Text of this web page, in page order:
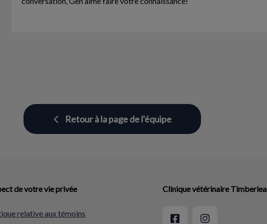
Retour à la page de l'équipe
de votre vie privée
relative aux témoins
Clinique vétérinaire Timberlea